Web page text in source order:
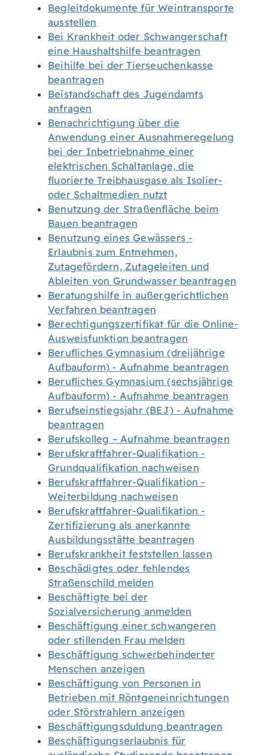
Begleitdokumente für Weintransporte
ausstellen
Bei Krankheit oder Schwangerschaft
eine Haushaltshilfe beantragen
Beihilfe bei der Tierseuchenkasse
beantragen
Beistandschaft des Jugendamts
anfragen
Benachrichtigung über die
Anwendung einer Ausnahmeregelung
bei der Inbetriebnahme einer
elektrischen Schaltanlage, die
fluorierte Treibhausgase als Isolier-
oder Schaltmedien nutzt
Benutzung der Straßenfläche beim
Bauen beantragen
Benutzung eines Gewässers -
Erlaubnis zum Entnehmen,
Zutagefördern, Zutageleiten und
Ableiten von Grundwasser beantragen
Beratungshilfe in außergerichtlichen
Verfahren beantragen
Berechtigungszertifikat für die Online-
Ausweisfunktion beantragen
Berufliches Gymnasium (dreijährige
Aufbauform) - Aufnahme beantragen
Berufliches Gymnasium (sechsjährige
Aufbauform) - Aufnahme beantragen
Berufseinstiegsjahr (BEJ) - Aufnahme
beantragen
Berufskolleg – Aufnahme beantragen
Berufskraftfahrer-Qualifikation -
Grundqualifikation nachweisen
Berufskraftfahrer-Qualifikation -
Weiterbildung nachweisen
Berufskraftfahrer-Qualifikation -
Zertifizierung als anerkannte
Ausbildungsstätte beantragen
Berufskrankheit feststellen lassen
Beschädigtes oder fehlendes
Straßenschild melden
Beschäftigte bei der
Sozialversicherung anmelden
Beschäftigung einer schwangeren
oder stillenden Frau melden
Beschäftigung schwerbehinderter
Menschen anzeigen
Beschäftigung von Personen in
Betrieben mit Röntgeneinrichtungen
oder Störstrahlern anzeigen
Beschäftigungsduldung beantragen
Beschäftigungserlaubnis für